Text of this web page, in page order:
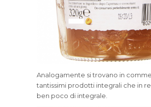
Analogamente si trovano in
tantissimi prodotti integrali che in
ben poco di integrale.